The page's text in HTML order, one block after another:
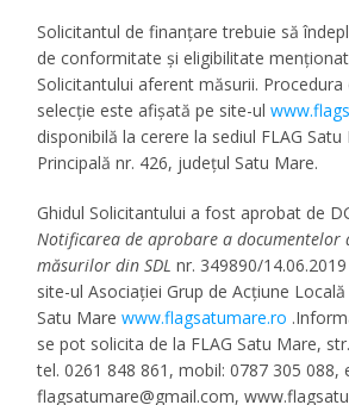
Solicitantul de finanțare trebuie să
de conformitate și eligibilitate
Solicitantului aferent măsurii. Procedura
selecție este afișată pe site-ul
disponibilă la cerere la sediul FLAG Satu
Principală nr. 426, județul Satu Mare.
Ghidul Solicitantului a fost aprobat de
Notificarea de aprobare a documentelor
măsurilor din SDL nr. 349890/
site-ul Asociației Grup de Acțiune
Satu Marewww.flagsatumare.ro
se pot solicita de la FLAG Satu Mare,
tel. 0261 848 861, mobil: 0787 305 088,
flagsatumare@gmail.com,